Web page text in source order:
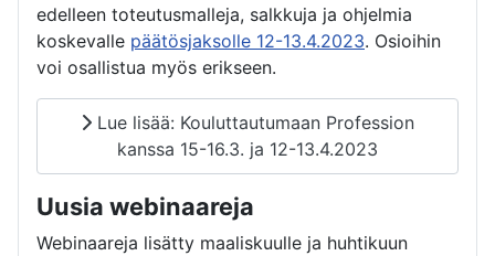
edelleen toteutusmalleja, salkkuja ja ohjelmia
koskevalle päätösjaksolle 12-13.4.2023. Osioihin
voi osallistua myös erikseen.
Lue lisää: Kouluttautumaan Profession
kanssa 15-16.3. ja 12-13.4.2023
Uusia webinaareja
Webinaareja lisätty maaliskuulle ja huhtikuun